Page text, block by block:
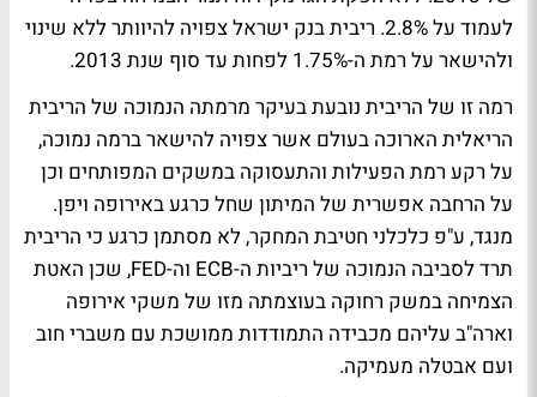
לעמוד על 2.8%. ריבית בנק ישראל צפויה להיוותר ללא שינוי
ולהישאר על רמת ה-1.75% לפחות עד סוף שנת 2013.
רמה זו של הריבית נובעת בעיקר מרמתה הנמוכה של הריבית
הריאלית הארוכה בעולם אשר צפויה להישאר ברמה נמוכה,
על רקע רמת הפעילות והתעסוקה במשקים המפותחים וכן
על הרחבה אפשרית של המיתון שחל כרגע באירופה ויפן.
מנגד, ע"פ כלכלני חטיבת המחקר, לא מסתמן כרגע כי הריבית
תרד לסביבה הנמוכה של ריביות ה-ECB וה-FED, שכן האטת
הצמיחה במשק רחוקה בעוצמתה מזו של משקי אירופה
וארה"ב עליהם מכבידה התמודדות ממושכת עם משברי חוב
ועם אבטלה מעמיקה.